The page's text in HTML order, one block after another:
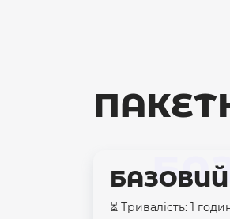
БАЗОВИЙ
⏳ Тривалість: 1